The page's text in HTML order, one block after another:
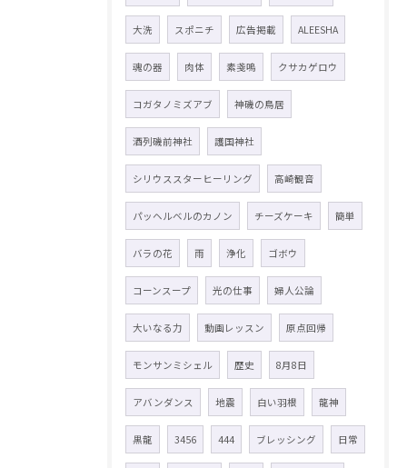
大洗 スポニチ 広告掲載 ALEESHA
魂の器 肉体 素戔嗚 クサカゲロウ
コガタノミズアブ 神磯の鳥居
酒列磯前神社 護国神社
シリウススターヒーリング 高崎観音
パッヘルベルのカノン チーズケーキ 簡単
バラの花 雨 浄化 ゴボウ
コーンスープ 光の仕事 婦人公論
大いなる力 動画レッスン 原点回帰
モンサンミシェル 歴史 8月8日
アバンダンス 地震 白い羽根 龍神
黒龍 3456 444 ブレッシング 日常